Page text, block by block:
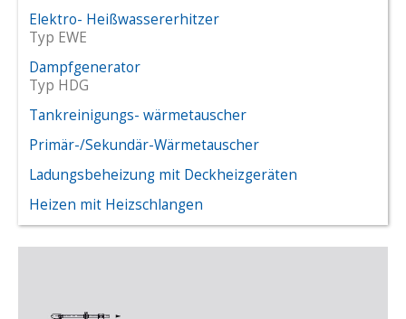
Elektro- Heißwassererhitzer
Typ EWE
Dampfgenerator
Typ HDG
Tankreinigungs- wärmetauscher
Primär-/Sekundär-Wärmetauscher
Ladungsbeheizung mit Deckheizgeräten
Heizen mit Heizschlangen